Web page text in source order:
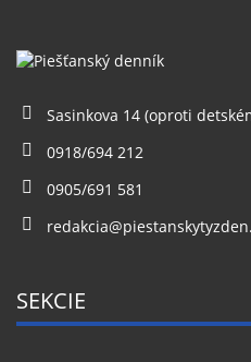
Sasinkova 14 (oproti
0918/694 212
0905/691 581
SEKCIE